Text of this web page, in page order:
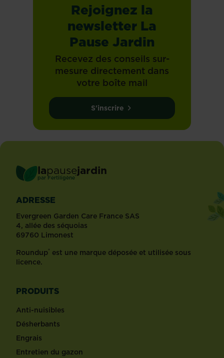
Rejoignez la
newsletter La
Pause Jardin
Recevez des conseils sur-
mesure directement dans
votre boîte mail
S'inscrire
lapausejardin
par Fertiligène ®
ADRESSE
Evergreen Garden Care France SAS
4, allée des séquoias
69760 Limonest
Roundup® est une marque déposée et utilisée sous
licence.
PRODUITS
Anti-nuisibles
Désherbants
Engrais
Entretien du gazon